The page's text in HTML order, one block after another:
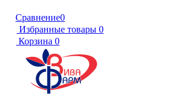
Сравнение0
Избранные товары 0
Корзина 0